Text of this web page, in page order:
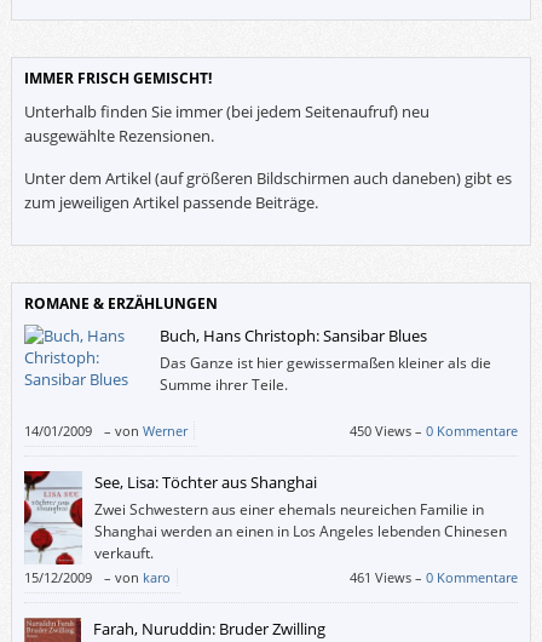
IMMER FRISCH GEMISCHT!
Unterhalb finden Sie immer (bei jedem Seitenaufruf) neu
ausgewählte Rezensionen.
Unter dem Artikel (auf größeren Bildschirmen auch daneben) gibt es
zum jeweiligen Artikel passende Beiträge.
ROMANE & ERZÄHLUNGEN
Buch, Hans Christoph: Sansibar Blues
Das Ganze ist hier gewissermaßen kleiner als die
Summe ihrer Teile.
14/01/2009 – von Werner 450 Views –0 Kommentare
See, Lisa: Töchter aus Shanghai
Zwei Schwestern aus einer ehemals neureichen Familie in
Shanghai werden an einen in Los Angeles lebenden Chinesen
verkauft.
15/12/2009 – von karo 461 Views –0 Kommentare
Farah, Nuruddin: Bruder Zwilling